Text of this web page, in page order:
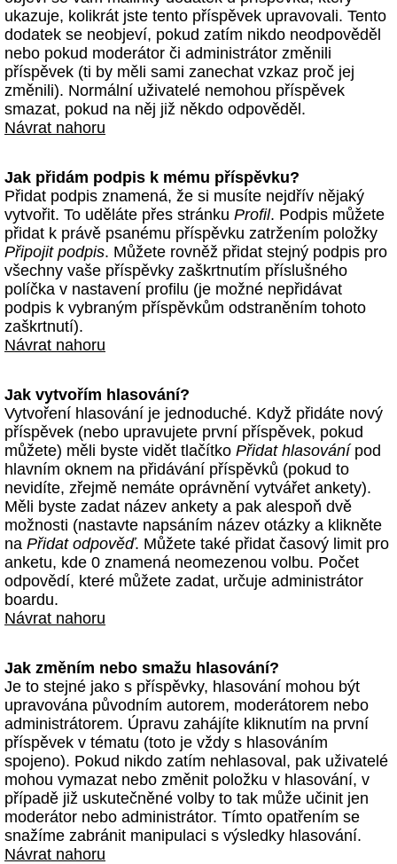
ukazuje, kolikrát jste tento příspěvek upravovali. Tento
dodatek se neobjeví, pokud zatím nikdo neodpověděl
nebo pokud moderátor či administrátor změnili
příspěvek (ti by měli sami zanechat vzkaz proč jej
změnili). Normální uživatelé nemohou příspěvek
smazat, pokud na něj již někdo odpověděl.
Návrat nahoru
Jak přidám podpis k mému příspěvku?
Přidat podpis znamená, že si musíte nejdřív nějaký
vytvořit. To uděláte přes stránku Profil. Podpis můžete
přidat k právě psanému příspěvku zatržením položky
Připojit podpis. Můžete rovněž přidat stejný podpis pro
všechny vaše příspěvky zaškrtnutím příslušného
políčka v nastavení profilu (je možné nepřidávat
podpis k vybraným příspěvkům odstraněním tohoto
zaškrtnutí).
Návrat nahoru
Jak vytvořím hlasování?
Vytvoření hlasování je jednoduché. Když přidáte nový
příspěvek (nebo upravujete první příspěvek, pokud
můžete) měli byste vidět tlačítko Přidat hlasovánípod
hlavním oknem na přidávání příspěvků (pokud to
nevidíte, zřejmě nemáte oprávnění vytvářet ankety).
Měli byste zadat název ankety a pak alespoň dvě
možnosti (nastavte napsáním název otázky a klikněte
na Přidat odpověď. Můžete také přidat časový limit pro
anketu, kde 0 znamená neomezenou volbu. Počet
odpovědí, které můžete zadat, určuje administrátor
boardu.
Návrat nahoru
Jak změním nebo smažu hlasování?
Je to stejné jako s příspěvky, hlasování mohou být
upravována původním autorem, moderátorem nebo
administrátorem. Úpravu zahájíte kliknutím na první
příspěvek v tématu (toto je vždy s hlasováním
spojeno). Pokud nikdo zatím nehlasoval, pak uživatelé
mohou vymazat nebo změnit položku v hlasování, v
případě již uskutečněné volby to tak může učinit jen
moderátor nebo administrátor. Tímto opatřením se
snažíme zabránit manipulaci s výsledky hlasování.
Návrat nahoru